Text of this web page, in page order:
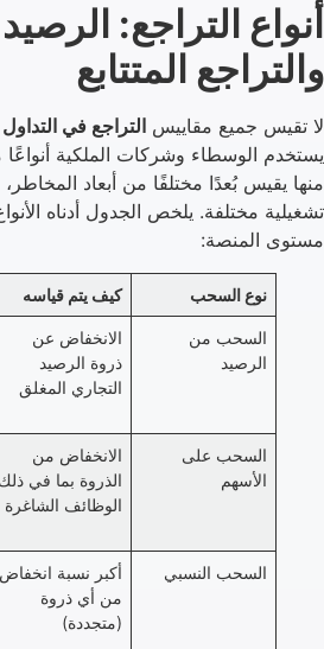
أنواع التراجع:
والتراجع المتتابع
لا تقيس جميع مقاييس التراجع في التداول
يستخدم الوسطاء وشركات الملكية أنواعًا
منها يقيس بُعدًا مختلفًا من أبعاد
تشغيلية مختلفة. يلخص الجدول أدناه
مستوى المنصة:
نوع السحب كيف يتم قياسه
السحب من
الرصيد
الانخفاض عن
ذروة الرصيد
التجاري المغلق
السحب على
الأسهم
الانخفاض من
الذروة بما في ذلك
الوظائف الشاغرة
السحب النسبي
أكبر نسبة انخفاض
من أي ذروة
(متجددة)